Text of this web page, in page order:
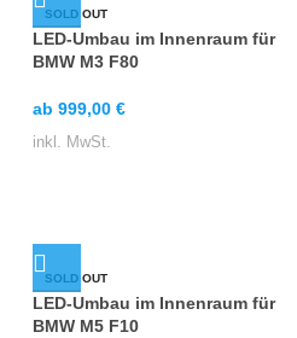
SOLD OUT
LED-Umbau im Innenraum für
BMW M3 F80
ab 999,00 €
inkl. MwSt.
SOLD OUT
LED-Umbau im Innenraum für
BMW M5 F10